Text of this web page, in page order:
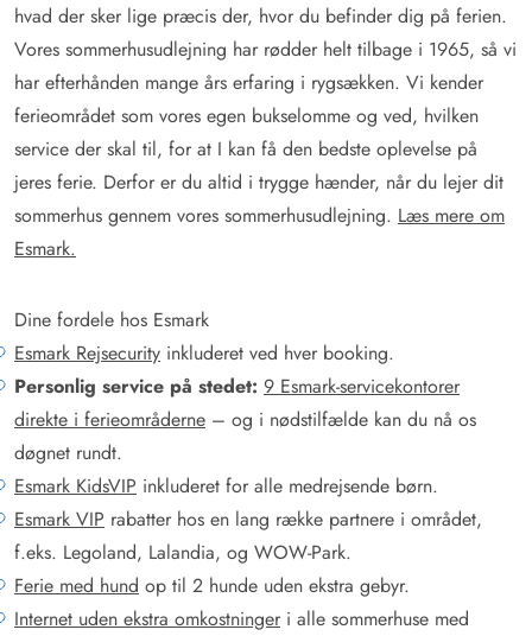
hvad der sker lige præcis der, hvor du befinder dig på ferien.
Vores sommerhusudlejning har rødder helt tilbage i 1965, så vi
har efterhånden mange års erfaring i rygsækken. Vi kender
ferieområdet som vores egen bukselomme og ved, hvilken
service der skal til, for at I kan få den bedste oplevelse på
jeres ferie. Derfor er du altid i trygge hænder, når du lejer dit
sommerhus gennem vores sommerhusudlejning. Læs mere om
Esmark.
Dine fordele hos Esmark
Esmark Rejsecurity inkluderet ved hver booking.
Personlig service på stedet: 9 Esmark-servicekontorer
direkte i ferieområderne – og i nødstilfælde kan du nå os
døgnet rundt.
Esmark KidsVIP inkluderet for alle medrejsende børn.
Esmark VIP rabatter hos en lang række partnere i området,
f.eks. Legoland, Lalandia, og WOW-Park.
Ferie med hund op til 2 hunde uden ekstra gebyr.
Internet uden ekstra omkostninger i alle sommerhuse med